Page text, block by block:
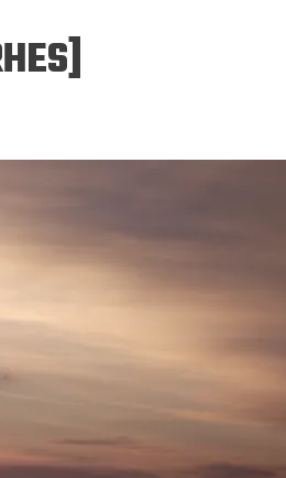
SERGEJ JESENJIN
navikli na življenje pod
ikonama, ali ne i pred